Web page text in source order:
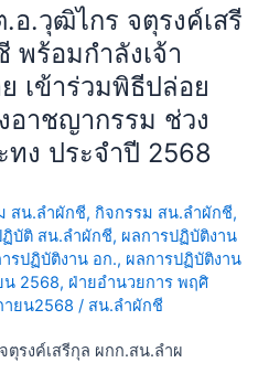
.วุฒิไกร จตุรงค์เสรี
พร้อมกำลังเจ้า
เข้าร่วมพิธีปล่อย
อาชญากรรม ช่วง
ทง ประจำปี 2568
สน.ลำผักชี, กิจกรรม สน.ลำผักชี,
ฏิบัติ สน.ลำผักชี, ผลการปฏิบัติงาน
รปฏิบัติงาน อก., ผลการปฏิบัติงาน
น 2568, ฝ่ายอำนวยการ พฤศิ
ยน2568 / สน.ลำผักชี
รงค์เสรีกุล ผกก.สน.ลำผ